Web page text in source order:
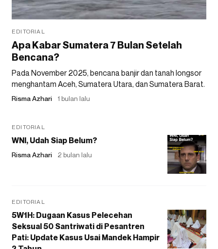
EDITORIAL
Apa Kabar Sumatera 7 Bulan Setelah
Bencana?
Pada November 2025, bencana banjir dan tanah longsor
menghantam Aceh, Sumatera Utara, dan Sumatera Barat.
Risma Azhari 1 bulan lalu
EDITORIAL
WNI, Udah Siap Belum?
Risma Azhari 2 bulan lalu
EDITORIAL
5W1H: Dugaan Kasus Pelecehan
Seksual 50 Santriwati di Pesantren
Pati: Update Kasus Usai Mandek Hampir